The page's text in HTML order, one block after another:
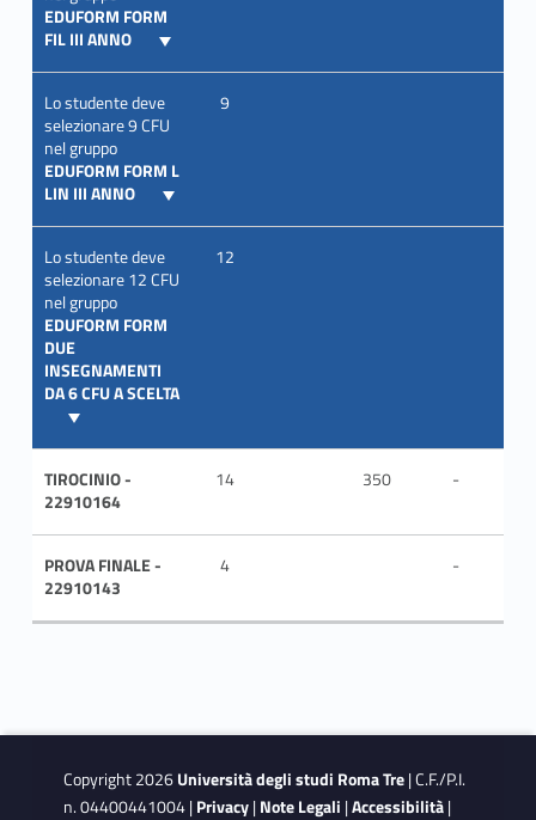
EDUFORM FORM
FIL III ANNO
Lo studente deve
selezionare 9 CFU
nel gruppo
EDUFORM FORM L
LIN III ANNO
9
Lo studente deve
selezionare 12 CFU
nel gruppo
EDUFORM FORM
DUE
INSEGNAMENTI
DA 6 CFU A SCELTA
12
TIROCINIO -
22910164
14 350 -
PROVA FINALE -
22910143
4 -
Copyright 2026Università degli studi Roma Tre| C.F./P.I.
n. 04400441004 |Privacy|Note Legali |Accessibilità|